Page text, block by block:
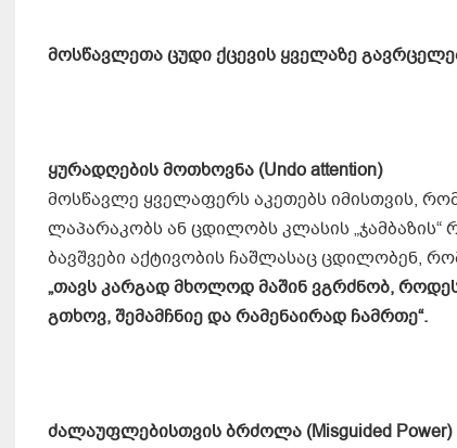
მოსწავლეთა ცუდი ქცევის ყველაზე
ყურადღების მოთხოვნა (Undo attention)
მოსწავლე ყველაფერს აკეთებს იმისთვის,
ლაპარაკობს ან ცდილობს კლასის
ბავშვები აქტივობის ჩაშლასაც ცდილობენ,
„თავს კარგად მხოლოდ მაშინ ვგრძნობ,
გთხოვ, შემამჩნიე და რამენაირად ჩამრთე“.
ძალაუფლებისთვის ბრძოლა (Misguided Power)